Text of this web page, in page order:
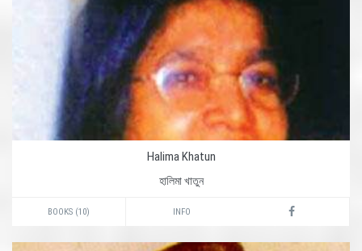
Halima Khatun
হালিমা খাতুন
BOOKS (10) INFO